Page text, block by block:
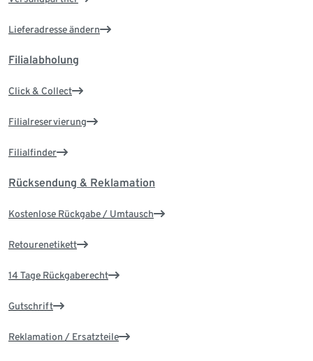
Lieferadresse ändern
Filialabholung
Click & Collect
Filialreservierung
Filialfinder
Rücksendung & Reklamation
Kostenlose Rückgabe / Umtausch
Retourenetikett
14 Tage Rückgaberecht
Gutschrift
Reklamation / Ersatzteile